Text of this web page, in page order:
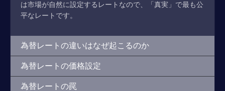
は市場が自然に設定するレートなので、「真実」で最も公
平なレートです。
為替レートの違いはなぜ起こるのか
為替レートの価格設定
為替レートの罠